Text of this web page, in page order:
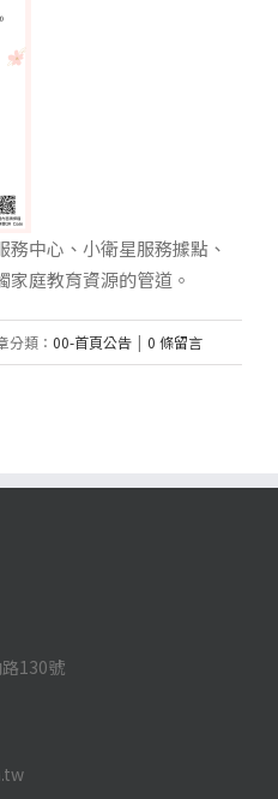
中心、小衛星服務據點、
庭教育資源的管道。
分類： 00-首頁公告 | 0 條留言
130號